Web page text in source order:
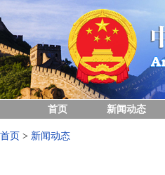
首页 新闻动态
首页 > 新闻动态